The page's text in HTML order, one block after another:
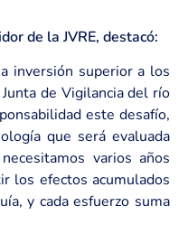
de la JVRE, destacó:
inversión superior a los
de Vigilancia del río
este desafío,
que será evaluada
varios años
los efectos acumulados
y cada esfuerzo suma